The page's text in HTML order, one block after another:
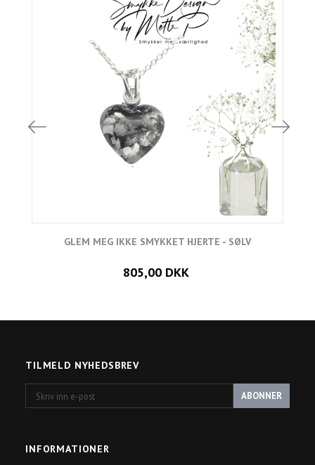
GLEM MEG IKKE SMYKKET HJERTE - SØLV
805,00 DKK
TILMELD NYHEDSBREV
ABONNER
INFORMATIONER